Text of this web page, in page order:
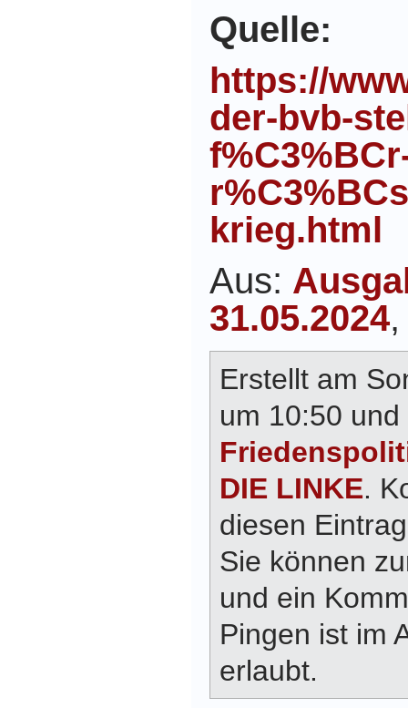
Quelle:
https://
der-bvb-
krieg.html
Aus:
31.05.2024
Erstellt am
um 10:50
DIE LINKE.
diesen
Sie können
und ein
Pingen ist im
erlaubt.